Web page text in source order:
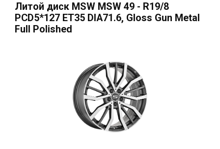
Литой диск MSW MSW 49 - R19/8
PCD5*127 ET35 DIA71.6, Gloss Gun Metal
Full Polished